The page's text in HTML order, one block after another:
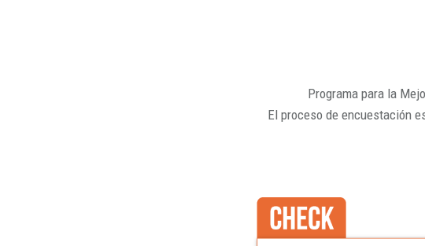
Programa para la
El proceso de encuestación